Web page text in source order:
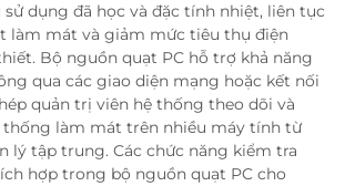
dụng đã học và đặc tính nhiệt, liên tục
làm mát và giảm mức tiêu thụ điện
Bộ nguồn quạt PC hỗ trợ khả năng
qua các giao diện mạng hoặc kết nối
quản trị viên hệ thống theo dõi và
thống làm mát trên nhiều máy tính từ
lý tập trung. Các chức năng kiểm tra
hợp trong bộ nguồn quạt PC cho